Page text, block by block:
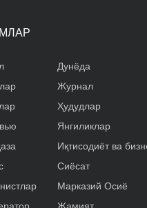
Дунёда
Журнал
Ҳудудлар
Янгиликлар
Иқтисодиёт ва
Сиёсат
Марказий Осиё